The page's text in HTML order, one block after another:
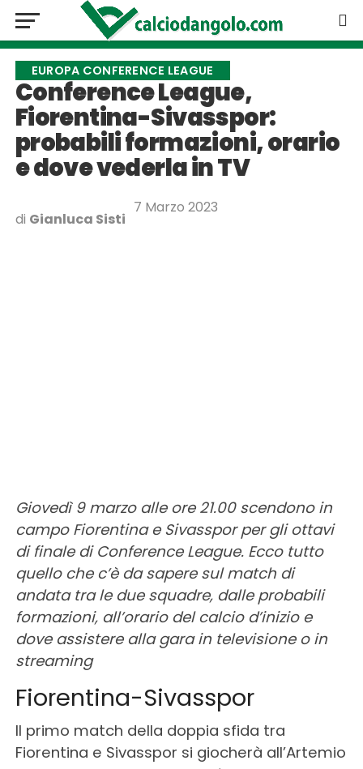
EUROPA CONFERENCE LEAGUE
Conference League,
Fiorentina-Sivasspor:
probabili formazioni, orario
e dove vederla in TV
di Gianluca Sisti
7 Marzo 2023
Giovedì 9 marzo alle ore 21.00 scendono in
campo Fiorentina e Sivasspor per gli ottavi
di finale di Conference League. Ecco tutto
quello che c’è da sapere sul match di
andata tra le due squadre, dalle probabili
formazioni, all’orario del calcio d’inizio e
dove assistere alla gara in televisione o in
streaming
Fiorentina-Sivasspor
Il primo match della doppia sfida tra
Fiorentina e Sivasspor si giocherà all’Artemio